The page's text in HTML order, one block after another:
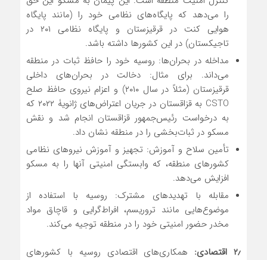
را می‌دهد که پایگاه‌های نظامی خود را (مانند پایگاه
هوایی کنت در قرقیزستان و پایگاه نظامی ۲۰۱ در
تاجیکستان) در این کشورها داشته باشد.
مداخله در بحران‌ها: روسیه خود را حافظ ثبات در منطقه
می‌داند. برای مثال: دخالت در بحران‌های داخلی
قرقیزستان (مثلاً در سال ۲۰۱۰) و اعزام نیروی حافظ صلح
CSTO به قزاقستان در جریان اعتراض‌های ژانویۀ ۲۰۲۲ که
به درخواست رئیس‌جمهور قزاقستان انجام شد و نقش
مسکو در ثبات‌بخشی را در منطقه نشان داد.
تأمین سلاح و آموزش: تجهیز و آموزش نیروهای نظامی
کشورهای منطقه، که وابستگی امنیتی آنها را به مسکو
افزایش می‌دهد.
مقابله با تهدیدهای مشترک: روسیه با استفاده از
موضوع‌هایی مانند تروریسم، افراط‌گرایی و قاچاق مواد
مخدر حضور امنیتی خود را در منطقه توجیه می‌کند.
۲٫ اقتصادی: همکاری‌های اقتصادی روسیه با کشورهای